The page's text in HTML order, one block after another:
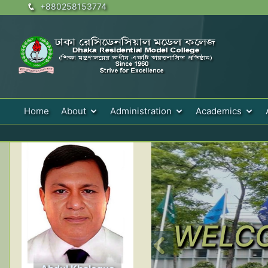
+880258153774
Home About Administration Academics
Previous